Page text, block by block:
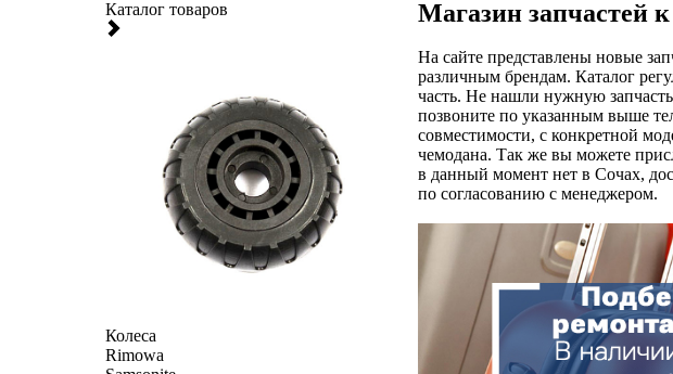
Каталог товаров
Колеса
Rimowa
Магазин запчастей
На сайте представлены новые
различным брендам. Каталог
часть. Не нашли нужную
позвоните по указанным выше
совместимости, с конкретной
чемодана. Так же вы можете
в данный момент нет в Сочах,
по согласованию с менеджером.